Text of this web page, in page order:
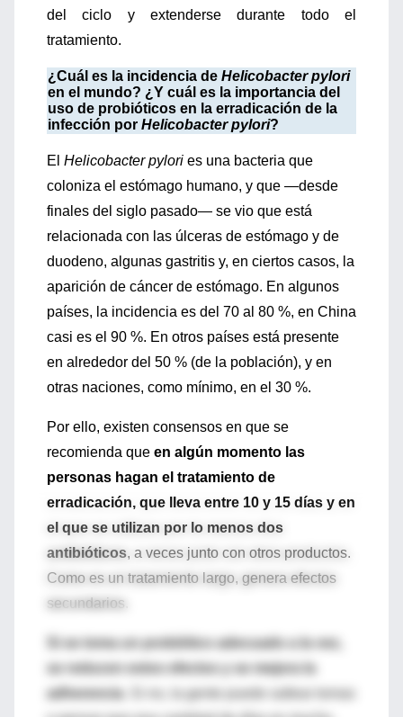
del ciclo y extenderse durante todo el
tratamiento.
¿Cuál es la incidencia de Helicobacter pylori
en el mundo? ¿Y cuál es la importancia del
uso de probióticos en la erradicación de la
infección por Helicobacter pylori?
El Helicobacter pylori es una bacteria que
coloniza el estómago humano, y que ­—desde
finales del siglo pasado— se vio que está
relacionada con las úlceras de estómago y de
duodeno, algunas gastritis y, en ciertos casos, la
aparición de cáncer de estómago. En algunos
países, la incidencia es del 70 al 80 %, en China
casi es el 90 %. En otros países está presente
en alrededor del 50 % (de la población), y en
otras naciones, como mínimo, en el 30 %.
Por ello, existen consensos en que se
recomienda que en algún momento las
personas hagan el tratamiento de
erradicación, que lleva entre 10 y 15 días y en
el que se utilizan por lo menos dos
antibióticos, a veces junto con otros productos.
Como es un tratamiento largo, genera efectos
secundarios.
Si se toma un probiótico adecuado a la vez,
se reducen estos efectos y se mejora la
adherencia
. Si no, la gente puede saltear tomas